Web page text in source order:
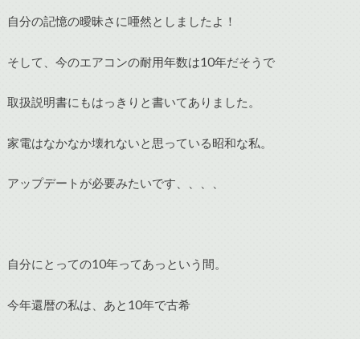
自分の記憶の曖昧さに唖然としましたよ！
そして、今のエアコンの耐用年数は10年だそうで
取扱説明書にもはっきりと書いてありました。
家電はなかなか壊れないと思っている昭和な私。
アップデートが必要みたいです、、、、
自分にとっての10年ってあっという間。
今年還暦の私は、あと10年で古希